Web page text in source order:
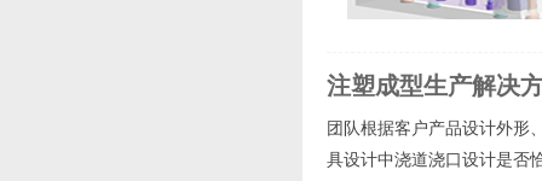
注塑成型生产解决
团队根据客户产品设计外形
具设计中浇道浇口设计是否